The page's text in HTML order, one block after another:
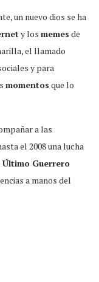
un nuevo dios se ha
y los memes de
el llamado
y para
momentos que lo
a las
el 2008 una lucha
Último Guerrero
a manos del